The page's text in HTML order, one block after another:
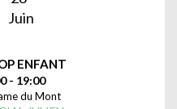
Juin
ENFANT
- 19:00
du Mont